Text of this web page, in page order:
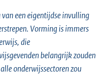
een eigentijdse invulling
Vorming is immers
die
belangrijk zouden
onderwijssectoren zou